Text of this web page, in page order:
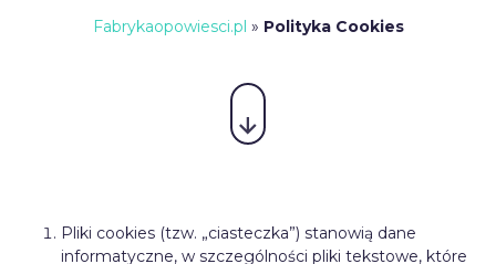
Fabrykaopowiesci.pl » Polityka Cookies
Pliki cookies (tzw. „ciasteczka”) stanowią dane
informatyczne, w szczególności pliki tekstowe, które